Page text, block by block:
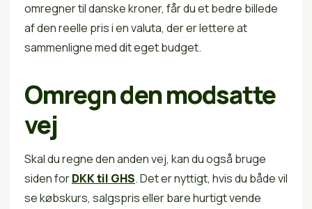
omregner til danske kroner, får du et bedre billede
af den reelle pris i en valuta, der er lettere at
sammenligne med dit eget budget.
Omregn den modsatte
vej
Skal du regne den anden vej, kan du også bruge
siden forDKK til GHS. Det er nyttigt, hvis du både vil
se købskurs, salgspris eller bare hurtigt vende